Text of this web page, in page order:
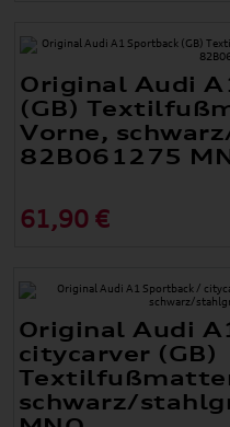
Original Audi
(GB)
Vorne,
82B061275
61,90 €
Original Audi
citycarver (GB)
schwarz/